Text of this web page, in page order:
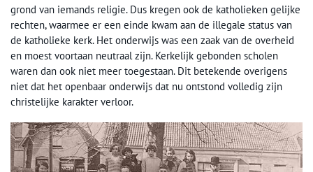
grond van iemands religie. Dus kregen ook de katholieken gelijke
rechten, waarmee er een einde kwam aan de illegale status van
de katholieke kerk. Het onderwijs was een zaak van de overheid
en moest voortaan neutraal zijn. Kerkelijk gebonden scholen
waren dan ook niet meer toegestaan. Dit betekende overigens
niet dat het openbaar onderwijs dat nu ontstond volledig zijn
christelijke karakter verloor.